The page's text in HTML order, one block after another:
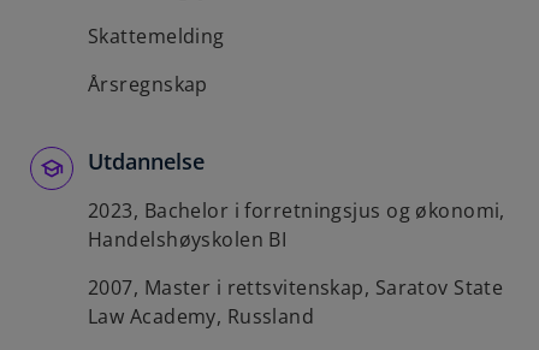
Skattemelding
Årsregnskap
Utdannelse
2023, Bachelor i forretningsjus og økonomi,
Handelshøyskolen BI
2007, Master i rettsvitenskap, Saratov State
Law Academy, Russland